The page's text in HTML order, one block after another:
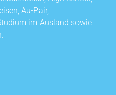
Au-Pair,
im Ausland sowie